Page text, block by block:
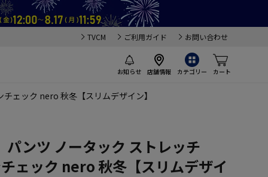
TVCM ご利用ガイド お問い合わせ
お知らせ 店舗情報 カテゴリー カート
ェック nero 秋冬【スリムデザイン】
ンツ ノータック ストレッチ
ェック nero 秋冬【スリムデザイ